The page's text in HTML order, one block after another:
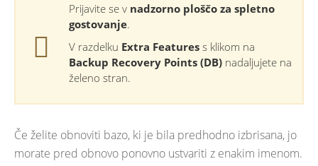
Prijavite se v nadzorno ploščo za spletno
gostovanje.
V razdelku Extra Features s klikom na
Backup Recovery Points (DB) nadaljujete na
želeno stran.
Če želite obnoviti bazo, ki je bila predhodno izbrisana, jo
morate pred obnovo ponovno ustvariti z enakim imenom.